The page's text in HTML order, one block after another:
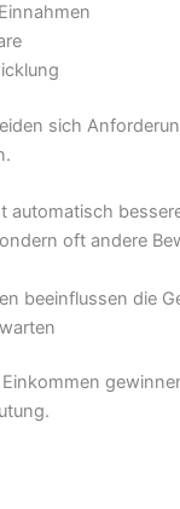
sich
automatisch
oft andere
beeinflussen die